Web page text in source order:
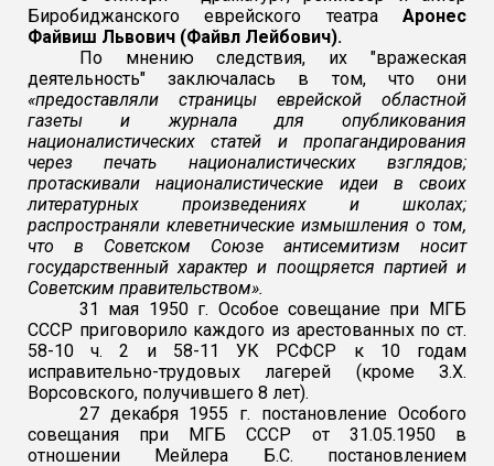
Биробиджанского еврейского театра Аронес
Файвиш Львович (Файвл Лейбович).
По мнению следствия, их "вражеская
деятельность" заключалась в том, что они
«предоставляли страницы еврейской областной
газеты и журнала для опубликования
националистических статей и пропагандирования
через печать националистических взглядов;
протаскивали националистические идеи в своих
литературных произведениях и школах;
распространяли клеветнические измышления о том,
что в Советском Союзе антисемитизм носит
государственный характер и поощряется партией и
Советским правительством».
31 мая 1950 г. Особое совещание при МГБ
СССР приговорило каждого из арестованных по ст.
58-10 ч. 2 и 58-11 УК РСФСР к 10 годам
исправительно-трудовых лагерей (кроме З.Х.
Ворсовского, получившего 8 лет).
27 декабря 1955 г. постановление Особого
совещания при МГБ СССР от 31.05.1950 в
отношении Мейлера Б.С. постановлением